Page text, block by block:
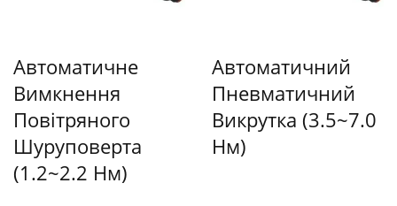
Автоматичне
Вимкнення
Повітряного
Шуруповерта
(1.2~2.2 Нм)
Автоматичний
Пневматичний
Викрутка (3.5~7.0
Нм)